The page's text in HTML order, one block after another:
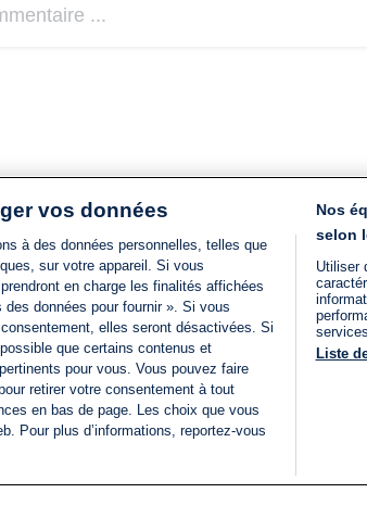
...
vos données
à des données personnelles, telles que
sur votre appareil. Si vous
en charge les finalités affichées
données pour fournir ». Si vous
elles seront désactivées. Si
que certains contenus et
pour vous. Vous pouvez faire
retirer votre consentement à tout
en bas de page. Les choix que vous
Pour plus d’informations, reportez-vous
Nos
selon
Utiliser
Liste